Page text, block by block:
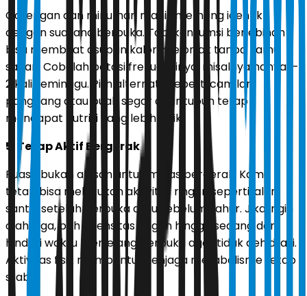
Gorengan dan minuman manis memang identik
dengan suasana berbuka. Tapi konsumsi berlebihan
bisa membuat asupan kalori melonjak tanpa kamu
sadari. Cobalah batasi frekuensinya, misalnya hanya 1-
2 kali seminggu. Pilih alternatif seperti camilan
panggang atau buah segar agar tubuh tetap
mendapat nutrisi yang lebih baik.
5. Tetap Aktif Bergerak
Puasa bukan alasan untuk malas bergerak. Kamu
tetap bisa melakukan aktivitas ringan seperti jalan
santai setelah berbuka atau sebelum sahur. Jika ingin
olahraga, pilih intensitas ringan hingga sedang dan
hindari waktu menjelang berbuka agar tidak dehidrasi.
Aktivitas fisik membantu menjaga metabolisme tetap
stabil.